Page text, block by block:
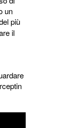
un
più
il